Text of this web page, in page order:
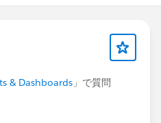
& Dashboards 」で質問